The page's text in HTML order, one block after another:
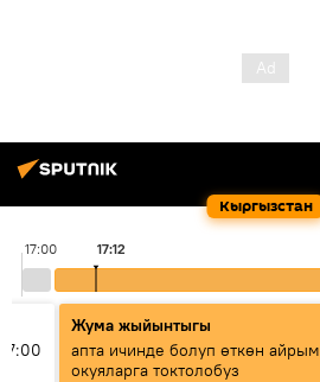
Кыргызстан
17:00 17:12
Жума жыйынтыгы
апта ичинде болуп өткөн айрым
окуяларга токтолобуз